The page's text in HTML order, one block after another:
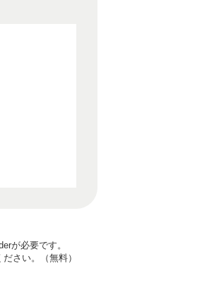
が必要です。
さい。（無料）